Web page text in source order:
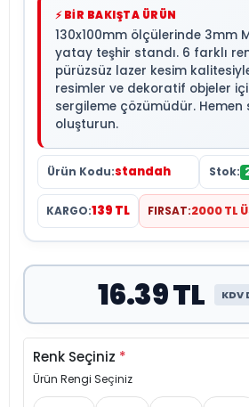
⚡ BİR BAKIŞTA ÜRÜN
130x100mm ölçülerinde 3mm
yatay teşhir standı. 6 farklı
pürüzsüz lazer kesim
resimler ve dekoratif objeler
sergileme çözümüdür. Hemen
oluşturun.
Ürün Kodu:standah Stok:
KARGO:139 TL FIRSAT:2000 TL
16.39 TL KDV
Renk Seçiniz *
Ürün Rengi Seçiniz